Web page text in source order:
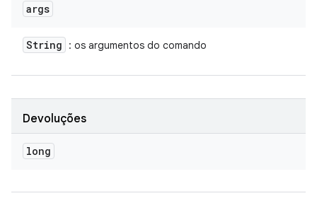
args
String : os argumentos do comando
Devoluções
long